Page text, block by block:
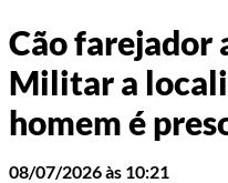
Cão farejador
Militar a
homem é
08/07/2026 às 10:21